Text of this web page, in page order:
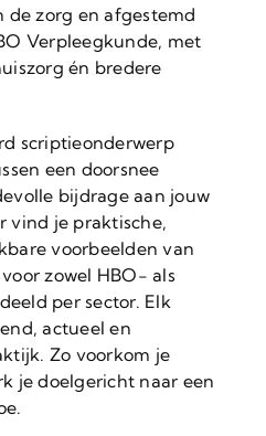
de zorg en afgestemd
Verpleegkunde, met
én bredere
scriptieonderwerp
een doorsnee
bijdrage aan jouw
vind je praktische,
voorbeelden van
zowel HBO- als
per sector. Elk
actueel en
Zo voorkom je
je doelgericht naar een